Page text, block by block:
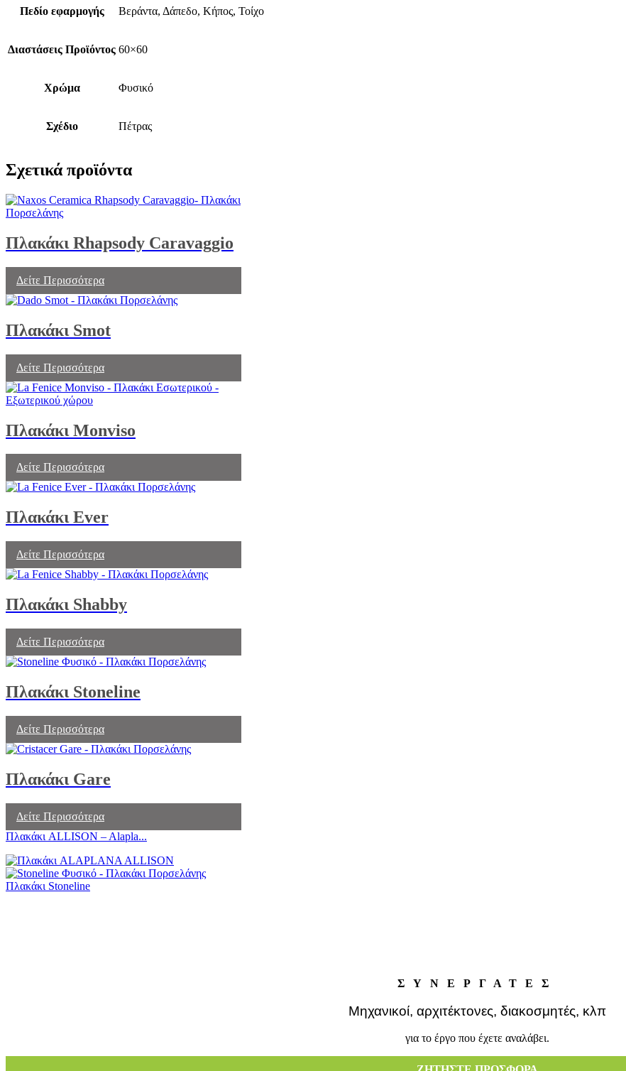
Πεδίο εφαρμογής Βεράντα, Δάπεδο, Κήπος, Τοίχο
Διαστάσεις Προϊόντος 60×60
Χρώμα Φυσικό
Σχέδιο Πέτρας
Σχετικά προϊόντα
Πλακάκι Rhapsody Caravaggio
Δείτε Περισσότερα
Πλακάκι Smot
Δείτε Περισσότερα
Πλακάκι Monviso
Δείτε Περισσότερα
Πλακάκι Ever
Δείτε Περισσότερα
Πλακάκι Shabby
Δείτε Περισσότερα
Πλακάκι Stoneline
Δείτε Περισσότερα
Πλακάκι Gare
Δείτε Περισσότερα
Πλακάκι ALLISON – Alapla...
Πλακάκι Stoneline
ΣΥΝΕΡΓΑΤΕΣ
Μηχανικοί, αρχιτέκτονες, διακοσμητές, κλπ
για το έργο που έχετε αναλάβει.